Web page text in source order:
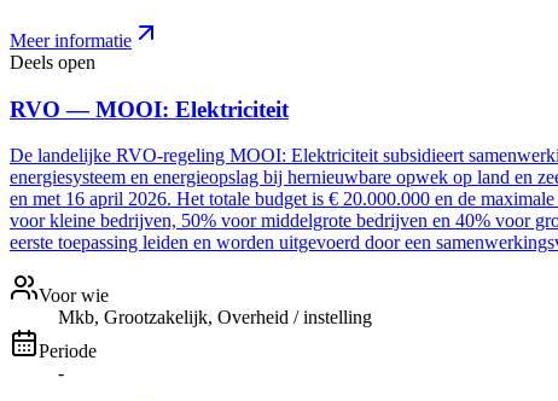
Meer informatie
Deels open
RVO — MOOI: Elektriciteit
De landelijke RVO-regeling MOOI: Elektriciteit subsidieert
energiesysteem en energieopslag bij hernieuwbare opwek op land en
en met 16 april 2026. Het totale budget is € 20.000.000 en de
voor kleine bedrijven, 50% voor middelgrote bedrijven en 40% voor
eerste toepassing leiden en worden uitgevoerd door een
Voor wie
Mkb, Grootzakelijk, Overheid / instelling
Periode
-